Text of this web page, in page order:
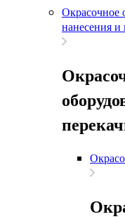
Окрасочное
нанесения и